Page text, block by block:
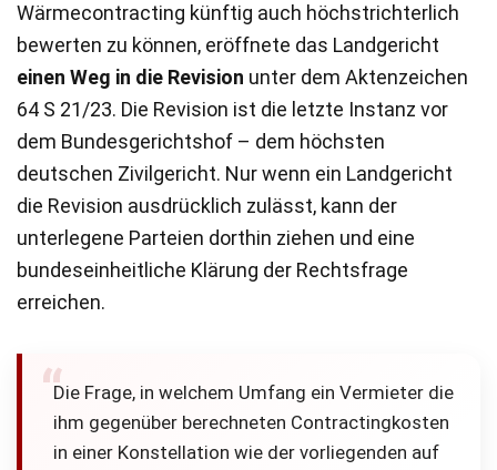
Wärmecontracting künftig auch höchstrichterlich
bewerten zu können, eröffnete das Landgericht
einen Weg in die Revision unter dem Aktenzeichen
64 S 21/23. Die Revision ist die letzte Instanz vor
dem Bundesgerichtshof – dem höchsten
deutschen Zivilgericht. Nur wenn ein Landgericht
die Revision ausdrücklich zulässt, kann der
unterlegene Parteien dorthin ziehen und eine
bundeseinheitliche Klärung der Rechtsfrage
erreichen.
Die Frage, in welchem Umfang ein Vermieter die
ihm gegenüber berechneten Contractingkosten
in einer Konstellation wie der vorliegenden auf